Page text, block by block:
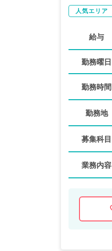
人気エリア
給与
勤務曜日
勤務時間
勤務地
募集科目
業務内容